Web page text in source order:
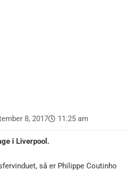
8, 2017 11:25 am
i Liverpool.
så er Philippe Coutinho